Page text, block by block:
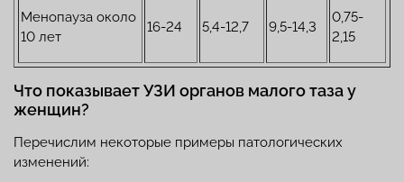
Менопауза около
10 лет
16-24 5,4-12,7 9,5-14,3
0,75-
2,15
Что показывает УЗИ органов малого таза у
женщин?
Перечислим некоторые примеры патологических
изменений: